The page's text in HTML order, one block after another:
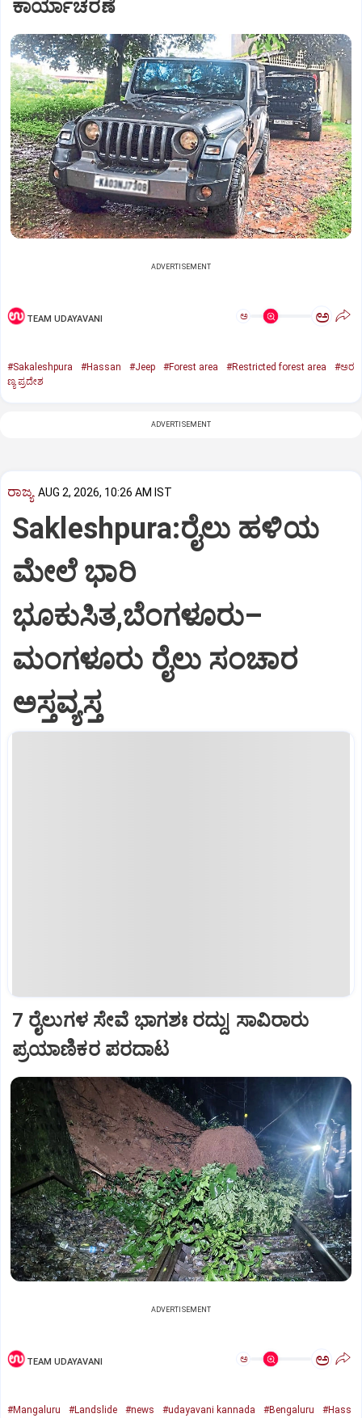
ಕಾರ್ಯಾಚರಣೆ
ADVERTISEMENT
TEAM UDAYAVANI ಅ ಅ
#Sakaleshpura #Hassan #Jeep #Forest area #Restricted forest area
#ಅರ
ಣ್ಯ ಪ್ರದೇಶ
ADVERTISEMENT
ರಾಜ್ಯ AUG 2, 2026, 10:26 AM IST
Sakleshpura:ರೈಲು ಹಳಿಯ
ಮೇಲೆ ಭಾರಿ
ಭೂಕುಸಿತ,ಬೆಂಗಳೂರು–
ಮಂಗಳೂರು ರೈಲು ಸಂಚಾರ
ಅಸ್ತವ್ಯಸ್ತ
7 ರೈಲುಗಳ ಸೇವೆ ಭಾಗಶಃ ರದ್ದು| ಸಾವಿರಾರು
ಪ್ರಯಾಣಿಕರ ಪರದಾಟ
ADVERTISEMENT
TEAM UDAYAVANI ಅ ಅ
#Mangaluru #Landslide #news #udayavani kannada #Bengaluru
#Hass